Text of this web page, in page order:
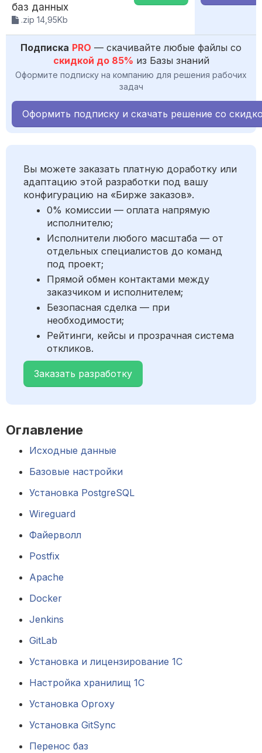
баз данных
.zip 14,95Kb
Подписка PRO — скачивайте любые файлы со
скидкой до 85% из Базы знаний
Оформите подписку на компанию для решения рабочих
задач
Оформить подписку и скачать решение со
Вы можете заказать платную доработку или
адаптацию этой разработки под вашу
конфигурацию на «Бирже заказов».
0% комиссии — оплата напрямую
исполнителю;
Исполнители любого масштаба — от
отдельных специалистов до команд
под проект;
Прямой обмен контактами между
заказчиком и исполнителем;
Безопасная сделка — при
необходимости;
Рейтинги, кейсы и прозрачная система
откликов.
Заказать разработку
Оглавление
Исходные данные
Базовые настройки
Установка PostgreSQL
Wireguard
Файерволл
Postfix
Apache
Docker
Jenkins
GitLab
Установка и лицензирование 1С
Настройка хранилищ 1С
Установка Oproxy
Установка GitSync
Перенос баз